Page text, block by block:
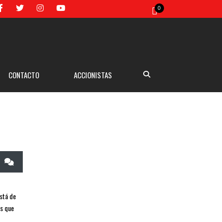
0
CONTACTO ACCIONISTAS
de
que